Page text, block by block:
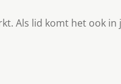
Als lid komt het ook in